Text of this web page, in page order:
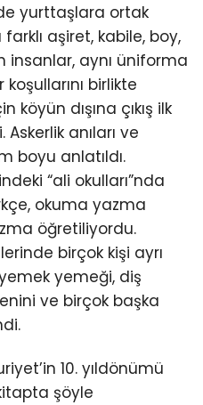
yurttaşlara ortak
farklı aşiret, kabile, boy,
aynı üniforma
birlikte
köyün dışına çıkış ilk
anıları ve
boyu anlatıldı.
“ali okulları”nda
okuma yazma
öğretiliyordu.
birçok kişi ayrı
yemeği, diş
ve birçok başka
10. yıldönümü
şöyle